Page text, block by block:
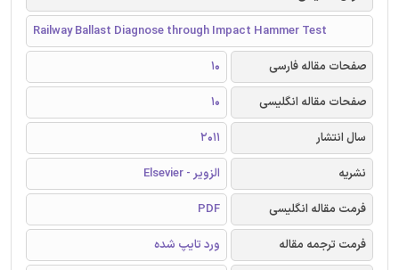
Railway Ballast Diagnose through Impact Hammer Test
صفحات مقاله فارسی
10
صفحات مقاله انگلیسی
10
سال انتشار
2011
نشریه
الزویر - Elsevier
فرمت مقاله انگلیسی
PDF
فرمت ترجمه مقاله
ورد تایپ شده